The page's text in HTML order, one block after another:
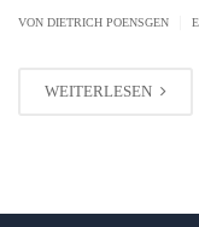
VON DIETRICH POENSGEN
WEITERLESEN